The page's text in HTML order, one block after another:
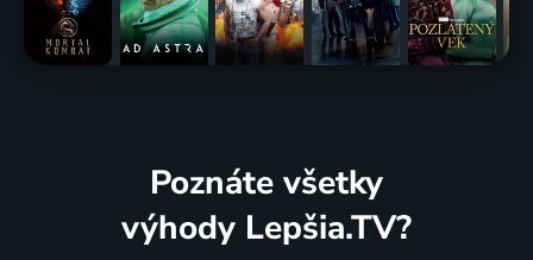
Poznáte všetky
výhody Lepšia.TV?